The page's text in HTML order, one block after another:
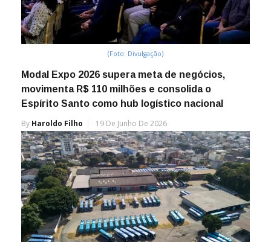
(Foto: Divulgação)
Modal Expo 2026 supera meta de negócios,
movimenta R$ 110 milhões e consolida o
Espírito Santo como hub logístico nacional
By Haroldo Filho 19 De Junho De 2026